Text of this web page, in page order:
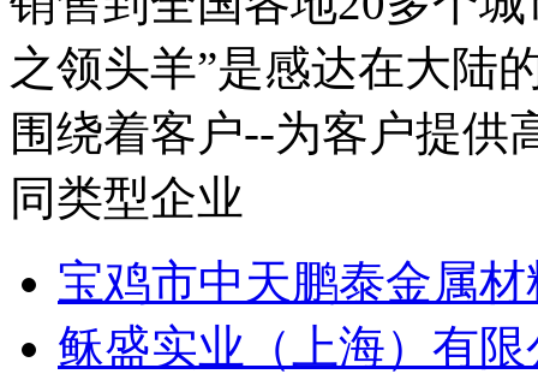
之领头羊”是感达在大陆
围绕着客户--为客户提供
同类型企业
宝鸡市中天鹏泰金属
稣盛实业（上海）有限